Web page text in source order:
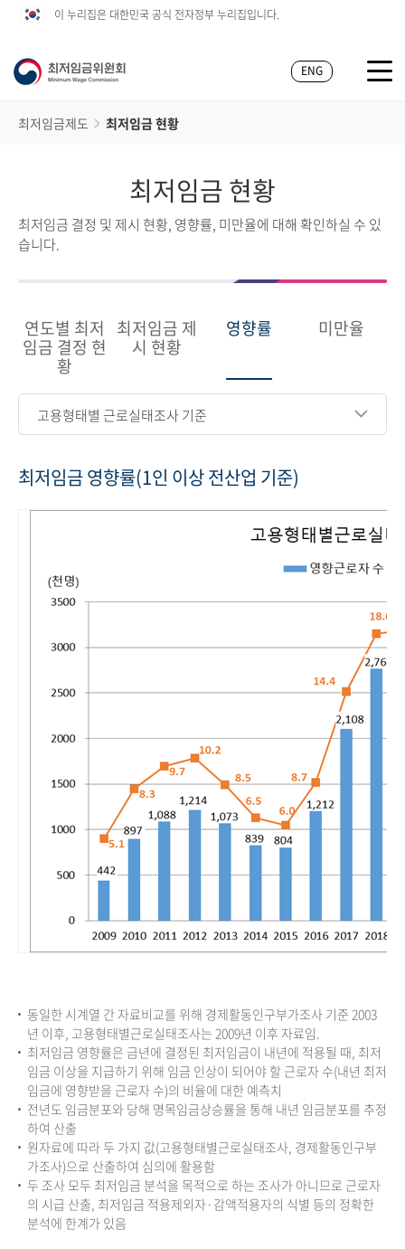
이 누리집은 대한민국 공식 전자정부 누리집입니다.
ENG
최저임금제도 최저임금 현황
최저임금 현황
최저임금 결정 및 제시 현황, 영향률, 미만율에 대해 확인하실 수 있
습니다.
연도별 최저
임금 결정 현
황
최저임금 제
시 현황
영향률 미만율
고용형태별 근로실태조사 기준
최저임금 영향률(1인 이상 전산업 기준)
동일한 시계열 간 자료비교를 위해 경제활동인구부가조사 기준 2003
년 이후, 고용형태별근로실태조사는 2009년 이후 자료임.
최저임금 영향률은 금년에 결정된 최저임금이 내년에 적용될 때, 최저
임금 이상을 지급하기 위해 임금 인상이 되어야 할 근로자 수(내년 최저
임금에 영향받을 근로자 수)의 비율에 대한 예측치
전년도 임금분포와 당해 명목임금상승률을 통해 내년 임금분포를 추정
하여 산출
원자료에 따라 두 가지 값(고용형태별근로실태조사, 경제활동인구부
가조사)으로 산출하여 심의에 활용함
두 조사 모두 최저임금 분석을 목적으로 하는 조사가 아니므로 근로자
의 시급 산출, 최저임금 적용제외자·감액적용자의 식별 등의 정확한
분석에 한계가 있음